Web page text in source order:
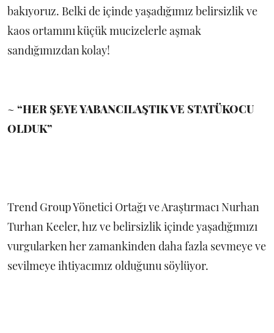
bakıyoruz. Belki de içinde yaşadığımız belirsizlik ve
kaos ortamını küçük mucizelerle aşmak
sandığımızdan kolay!
~ “HER ŞEYE YABANCILAŞTIK VE STATÜKOCU
OLDUK”
Trend Group Yönetici Ortağı ve Araştırmacı Nurhan
Turhan Keeler, hız ve belirsizlik içinde yaşadığımızı
vurgularken her zamankinden daha fazla sevmeye ve
sevilmeye ihtiyacımız olduğunu söylüyor.